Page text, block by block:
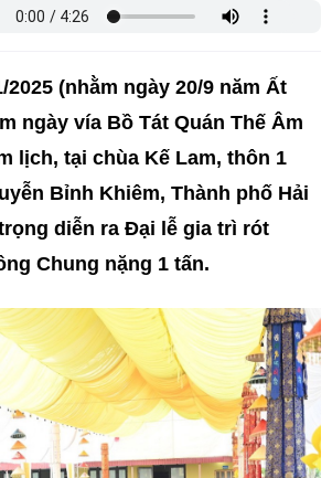
2025 (nhằm ngày 20/9 năm Ất
ngày vía Bồ Tát Quán Thế Âm
lịch, tại chùa Kế Lam, thôn 1
Bỉnh Khiêm, Thành phố Hải
diễn ra Đại lễ gia trì rót
Chung nặng 1 tấn.